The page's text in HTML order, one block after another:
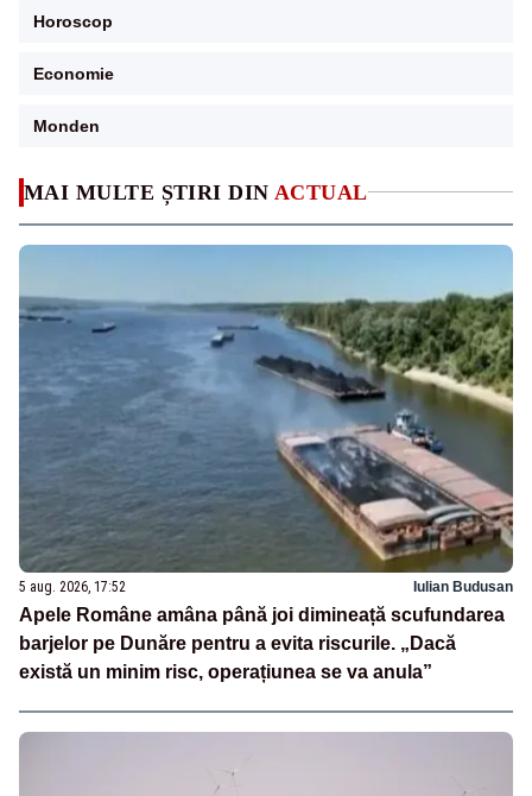
MAI MULTE ȘTIRI DIN ACTUAL
5 aug. 2026, 17:52 Iulian Budusan
Apele Române amâna până joi dimineață scufundarea
barjelor pe Dunăre pentru a evita riscurile. „Dacă
există un minim risc, operațiunea se va anula”
Horoscop
Economie
Monden